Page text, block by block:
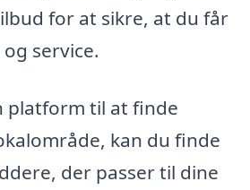
for at sikre, at du får
service.
platform til at finde
kan du finde
der passer til dine